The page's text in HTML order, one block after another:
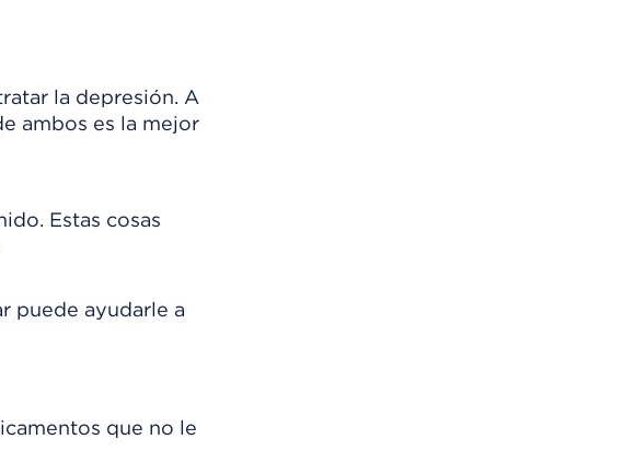
la depresión. A
ambos es la mejor
Estas cosas
puede ayudarle a
que no le